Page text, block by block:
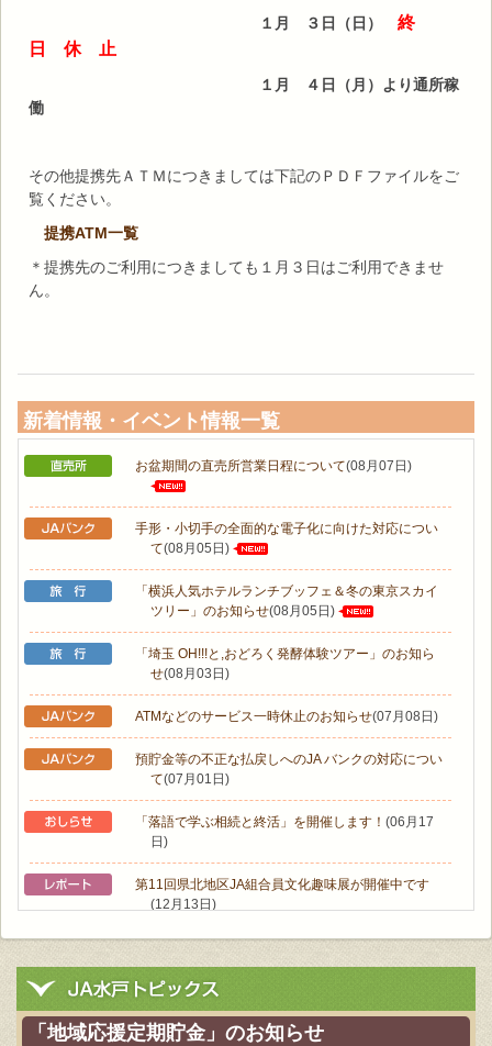
１月 ３日（日）
終
日 休 止
１月 ４日（月）より通所稼
働
その他提携先ＡＴＭにつきましては下記のＰＤＦファイルをご
覧ください。
提携ATM一覧
＊提携先のご利用につきましても１月３日はご利用できませ
ん。
新着情報・イベント情報一覧
お盆期間の直売所営業日程について(08月07日)
手形・小切手の全面的な電子化に向けた対応につい
て(08月05日)
「横浜人気ホテルランチブッフェ＆冬の東京スカイ
ツリー」のお知らせ(08月05日)
「埼玉 OH!!!と,おどろく発酵体験ツアー」のお知ら
せ(08月03日)
ATMなどのサービス一時休止のお知らせ(07月08日)
預貯金等の不正な払戻しへのJA バンクの対応につい
て(07月01日)
「落語で学ぶ相続と終活」を開催します！ (06月17
日)
第11回県北地区JA組合員文化趣味展が開催中です
(12月13日)
女性大学〝大人の社会科見学〟 (11月08日)
ウオーキング教室で６㎞！自然あふれる大洗町。
月08日)
「地域応援定期貯金」のお知らせ